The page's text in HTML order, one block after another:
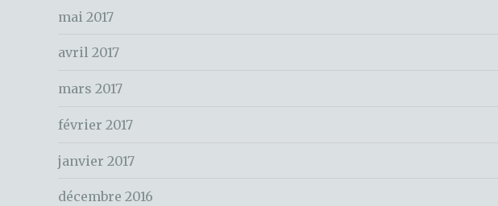
mai 2017
avril 2017
mars 2017
février 2017
janvier 2017
décembre 2016